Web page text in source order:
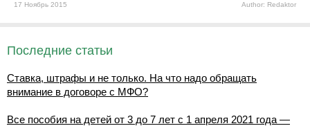
17 Ноябрь 2015 Author: Redaktor
Последние статьи
Ставка, штрафы и не только. На что надо обращать
внимание в договоре с МФО?
Все пособия на детей от 3 до 7 лет с 1 апреля 2021 года —